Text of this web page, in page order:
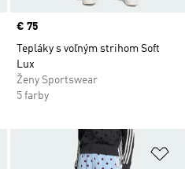
Price
€ 75
Tepláky s voľným strihom Soft
Lux
Ženy Sportswear
5 farby
Pridať do zoznamu želaných